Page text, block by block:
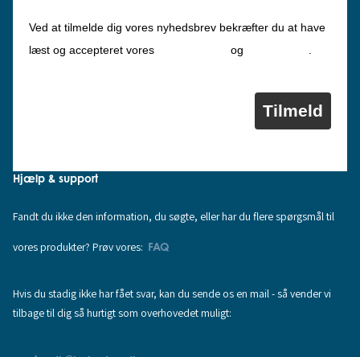
Ved at tilmelde dig vores nyhedsbrev bekræfter du at have
læst og accepteret vores
og .
Tilmeld
Hjælp & support
Fandt du ikke den information, du søgte, eller har du flere spørgsmål til
vores produkter? Prøv vores: FAQ
Hvis du stadig ikke har fået svar, kan du sende os en mail - så vender vi
tilbage til dig så hurtigt som overhovedet muligt: